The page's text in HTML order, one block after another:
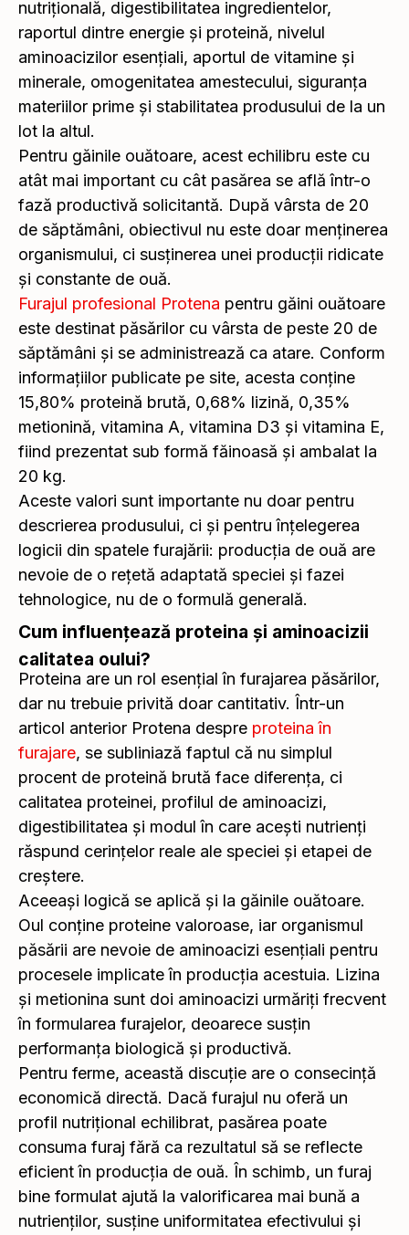
nutrițională, digestibilitatea ingredientelor,
raportul dintre energie și proteină, nivelul
aminoacizilor esențiali, aportul de vitamine și
minerale, omogenitatea amestecului, siguranța
materiilor prime și stabilitatea produsului de la un
lot la altul.
Pentru găinile ouătoare, acest echilibru este cu
atât mai important cu cât pasărea se află într-o
fază productivă solicitantă. După vârsta de 20
de săptămâni, obiectivul nu este doar menținerea
organismului, ci susținerea unei producții ridicate
și constante de ouă.
Furajul profesional Protena pentru găini ouătoare
este destinat păsărilor cu vârsta de peste 20 de
săptămâni și se administrează ca atare. Conform
informațiilor publicate pe site, acesta conține
15,80% proteină brută, 0,68% lizină, 0,35%
metionină, vitamina A, vitamina D3 și vitamina E,
fiind prezentat sub formă făinoasă și ambalat la
20 kg.
Aceste valori sunt importante nu doar pentru
descrierea produsului, ci și pentru înțelegerea
logicii din spatele furajării: producția de ouă are
nevoie de o rețetă adaptată speciei și fazei
tehnologice, nu de o formulă generală.
Cum influențează proteina și aminoacizii
calitatea oului?
Proteina are un rol esențial în furajarea păsărilor,
dar nu trebuie privită doar cantitativ. Într-un
articol anterior Protena despre proteina în
furajare, se subliniază faptul că nu simplul
procent de proteină brută face diferența, ci
calitatea proteinei, profilul de aminoacizi,
digestibilitatea și modul în care acești nutrienți
răspund cerințelor reale ale speciei și etapei de
creștere.
Aceeași logică se aplică și la găinile ouătoare.
Oul conține proteine valoroase, iar organismul
păsării are nevoie de aminoacizi esențiali pentru
procesele implicate în producția acestuia. Lizina
și metionina sunt doi aminoacizi urmăriți frecvent
în formularea furajelor, deoarece susțin
performanța biologică și productivă.
Pentru ferme, această discuție are o consecință
economică directă. Dacă furajul nu oferă un
profil nutrițional echilibrat, pasărea poate
consuma furaj fără ca rezultatul să se reflecte
eficient în producția de ouă. În schimb, un furaj
bine formulat ajută la valorificarea mai bună a
nutrienților, susține uniformitatea efectivului și